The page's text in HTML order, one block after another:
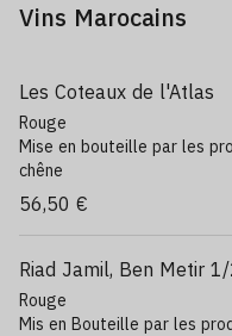
Vins Marocains
Les Coteaux de l'Atlas
Rouge
Mise en bouteille par les
chêne
56,50 €
Riad Jamil, Ben Metir
Rouge
Mis en Bouteille par les